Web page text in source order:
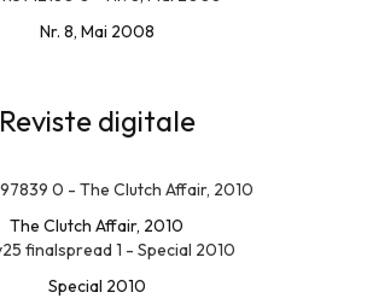
Nr. 8, Mai 2008
Reviste digitale
The Clutch Affair, 2010
Special 2010